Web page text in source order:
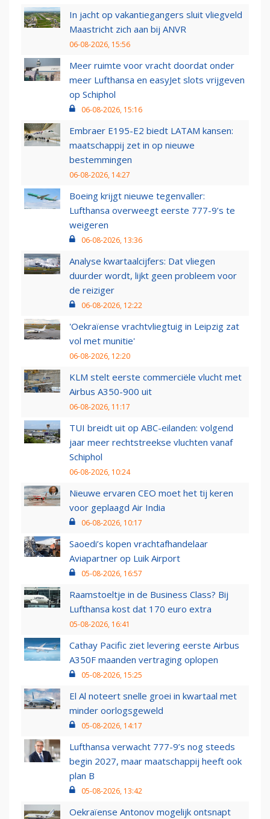
In jacht op vakantiegangers sluit vliegveld
Maastricht zich aan bij ANVR
06-08-2026, 15:56
Meer ruimte voor vracht doordat onder
meer Lufthansa en easyJet slots vrijgeven
op Schiphol
06-08-2026, 15:16
Embraer E195-E2 biedt LATAM kansen:
maatschappij zet in op nieuwe
bestemmingen
06-08-2026, 14:27
Boeing krijgt nieuwe tegenvaller:
Lufthansa overweegt eerste 777-9’s te
weigeren
06-08-2026, 13:36
Analyse kwartaalcijfers: Dat vliegen
duurder wordt, lijkt geen probleem voor
de reiziger
06-08-2026, 12:22
'Oekraïense vrachtvliegtuig in Leipzig zat
vol met munitie'
06-08-2026, 12:20
KLM stelt eerste commerciële vlucht met
Airbus A350-900 uit
06-08-2026, 11:17
TUI breidt uit op ABC-eilanden: volgend
jaar meer rechtstreekse vluchten vanaf
Schiphol
06-08-2026, 10:24
Nieuwe ervaren CEO moet het tij keren
voor geplaagd Air India
06-08-2026, 10:17
Saoedi’s kopen vrachtafhandelaar
Aviapartner op Luik Airport
05-08-2026, 16:57
Raamstoeltje in de Business Class? Bij
Lufthansa kost dat 170 euro extra
05-08-2026, 16:41
Cathay Pacific ziet levering eerste Airbus
A350F maanden vertraging oplopen
05-08-2026, 15:25
El Al noteert snelle groei in kwartaal met
minder oorlogsgeweld
05-08-2026, 14:17
Lufthansa verwacht 777-9’s nog steeds
begin 2027, maar maatschappij heeft ook
plan B
05-08-2026, 13:42
Oekraïense Antonov mogelijk ontsnapt